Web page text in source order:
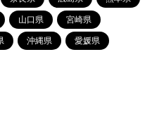
山口県 宮崎県
沖縄県 愛媛県